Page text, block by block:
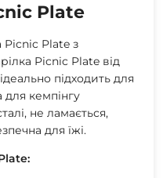
Plate
Picnic Plate з
Picnic Plate від
підходить для
для кемпінгу
не ламається,
для їжі.